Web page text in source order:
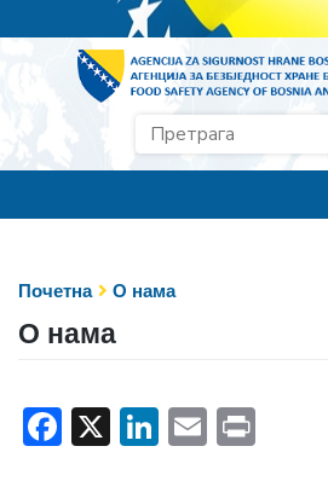
Почетна О нама
О нама
Facebook
X LinkedIn
Email